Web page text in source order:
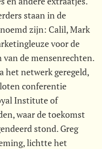
staan in de
zijn: Calil, Mark
voor de
de mensenrechten.
het netwerk geregeld,
conferentie
Institute of
waar de toekomst
stond. Greg
lichtte het